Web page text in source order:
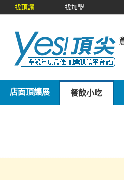
找頂讓 找加盟
店面頂讓展 餐飲小吃